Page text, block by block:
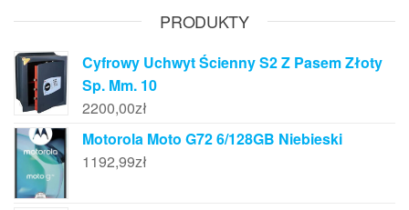
PRODUKTY
Cyfrowy Uchwyt Ścienny S2 Z Pasem Złoty
Sp. Mm. 10
2200,00zł
Motorola Moto G72 6/128GB Niebieski
1192,99zł